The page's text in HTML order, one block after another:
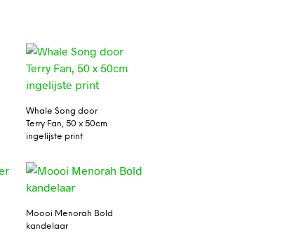
Whale Song door
Terry Fan, 50 x 50cm
ingelijste print
Moooi Menorah Bold
kandelaar